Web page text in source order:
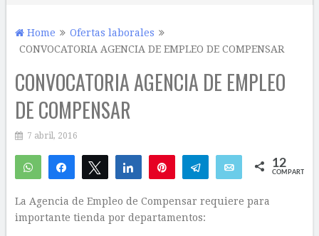
Home
Ofertas laborales
CONVOCATORIA AGENCIA DE EMPLEO DE COMPENSAR
CONVOCATORIA AGENCIA DE EMPLEO
DE COMPENSAR
7 abril, 2016
WhatsAppCompartirTwittear Compartir Telegram Email 12
COMPARTIR
La Agencia de Empleo de Compensar requiere para
importante tienda por departamentos: